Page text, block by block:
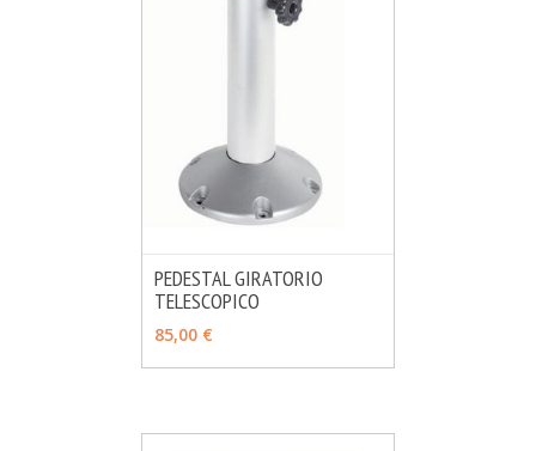
AÑADIR
PEDESTAL GIRATORIO
TELESCOPICO
85,00 €